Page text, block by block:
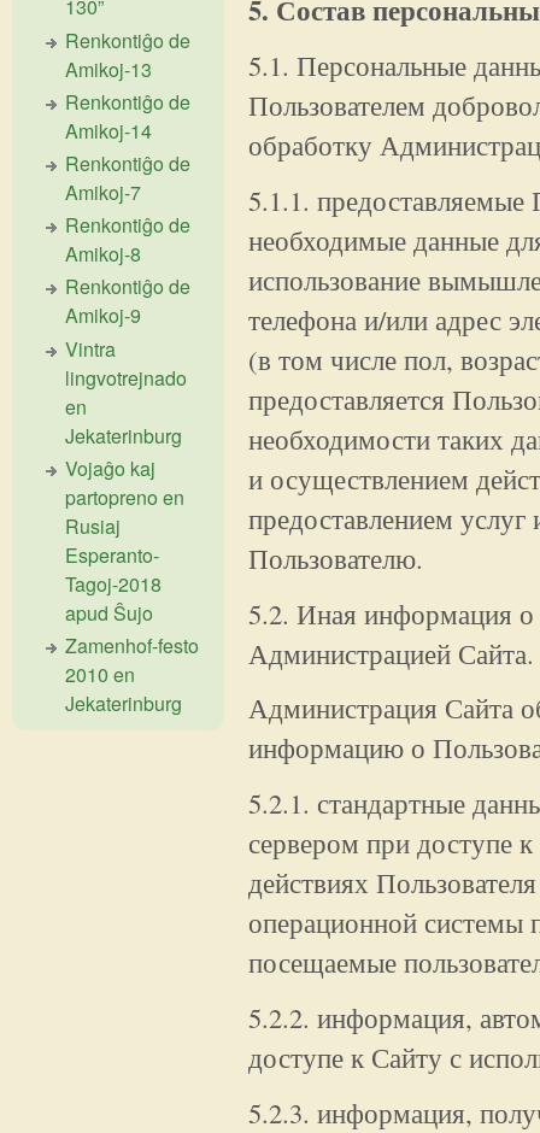
5. Состав
5.1. Персональные
Пользователем
обработку
5.1.1.
необходимые данные
использование
телефона и/или адрес
(в том числе пол,
предоставляется
необходимости таких
и осуществлением
предоставлением услуг
Пользователю.
5.2. Иная информация о
Администрацией Сайта.
Администрация Сайта
информацию о
5.2.1. стандартные
сервером при доступе
действиях
операционной системы
посещаемые
5.2.2. информация,
доступе к Сайту с
5.2.3. информация,
130”
Renkontiĝo de
Amikoj-13
Renkontiĝo de
Amikoj-14
Renkontiĝo de
Amikoj-7
Renkontiĝo de
Amikoj-8
Renkontiĝo de
Amikoj-9
Vintra
lingvotrejnado
en
Jekaterinburg
Vojaĝo kaj
partopreno en
Rusiaj
Esperanto-
Tagoj-2018
apud Ŝujo
Zamenhof-festo
2010 en
Jekaterinburg